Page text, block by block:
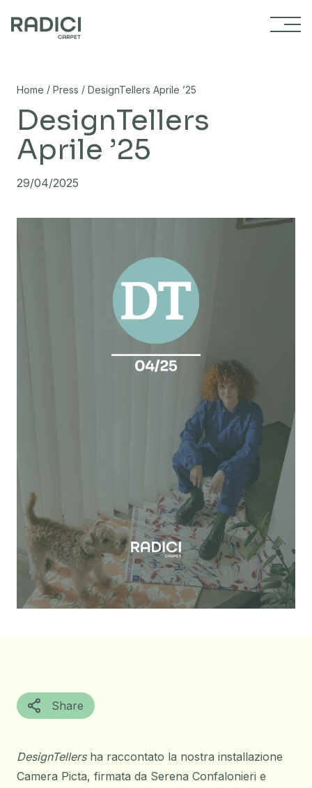
Home / Press / DesignTellers Aprile ’25
DesignTellers
Aprile ’25
29/04/2025
Share
DesignTellersha raccontato la nostra installazione
Camera Picta, firmata da Serena Confalonieri e